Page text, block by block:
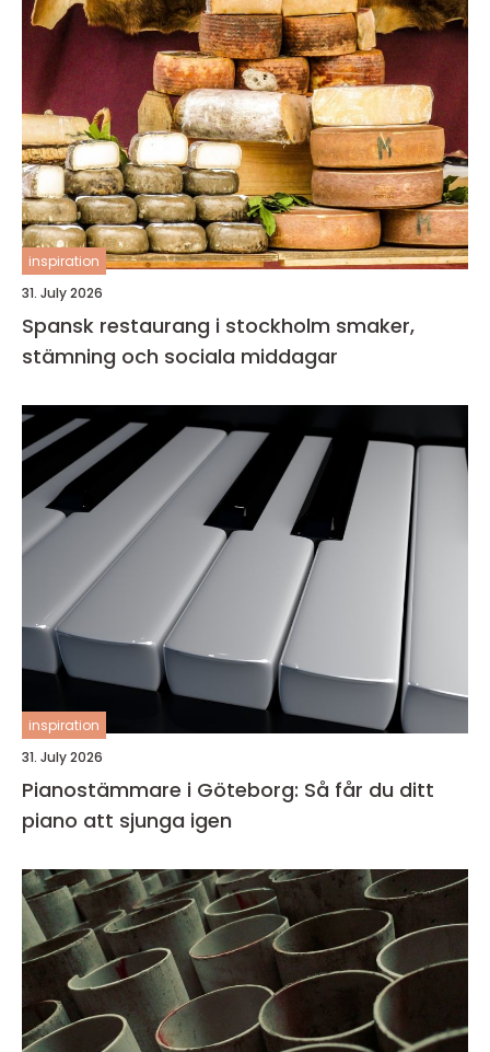
inspiration
31. July 2026
Spansk restaurang i stockholm smaker,
stämning och sociala middagar
inspiration
31. July 2026
Pianostämmare i Göteborg: Så får du ditt
piano att sjunga igen